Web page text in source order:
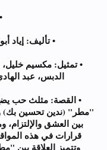
• تأليف: إياد
• تمثيل: مكسيم
الدبس، عبد
• القصة: مثلث حب
"مطر" (ندين تحسين بك)
بين العشق
قرارات في هذه
وتتميز العلاقة بين